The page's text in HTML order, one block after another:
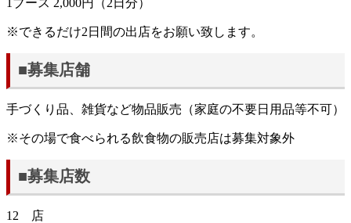
※できるだけ2日間の出店をお願い致します。
■募集店舗
手づくり品、雑貨など物品販売（家庭の不要日用品等不可）
※その場で食べられる飲食物の販売店は募集対象外
■募集店数
12 店